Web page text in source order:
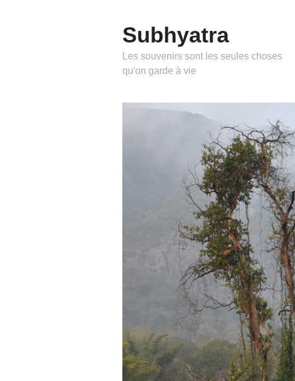
Subhyatra
Les souvenirs sont les seules choses
qu'on garde à vie